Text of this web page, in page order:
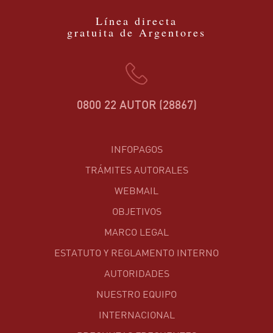
Línea directa
gratuita de Argentores
0800 22 AUTOR (28867)
INFOPAGOS
TRÁMITES AUTORALES
WEBMAIL
OBJETIVOS
MARCO LEGAL
ESTATUTO Y REGLAMENTO INTERNO
AUTORIDADES
NUESTRO EQUIPO
INTERNACIONAL